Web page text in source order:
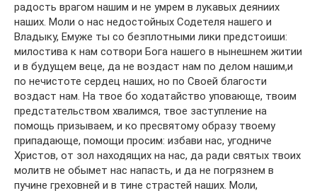
радость врагом нашим и не умрем в лукавых деяниих
наших. Моли о нас недостойных Содетеля нашего и
Владыку, Емуже ты со безплотными лики предстоиши:
милостива к нам сотвори Бога нашего в нынешнем житии
и в будущем веце, да не воздаст нам по делом нашим,и
по нечистоте сердец наших, но по Своей благости
воздаст нам. На твое бо ходатайство уповающе, твоим
предстательством хвалимся, твое заступление на
помощь призываем, и ко пресвятому образу твоему
припадающе, помощи просим: избави нас, угодниче
Христов, от зол находящих на нас, да ради святых твоих
молитв не обымет нас напасть, и да не погрязнем в
пучине греховней и в тине страстей наших. Моли,